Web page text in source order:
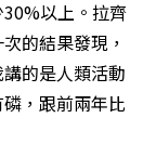
以上。拉齊
的結果發現，
的是人類活動
，跟前兩年比